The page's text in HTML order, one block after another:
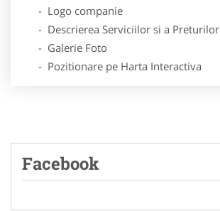
- Logo companie
- Descrierea Serviciilor si a Preturilor
- Galerie Foto
- Pozitionare pe Harta Interactiva
Facebook